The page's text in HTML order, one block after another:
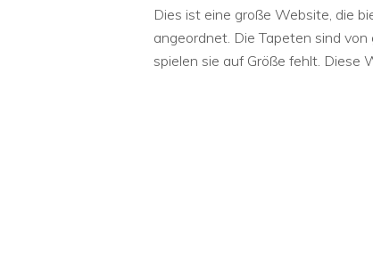
Dies ist eine große Website, die
angeordnet. Die Tapeten sind
spielen sie auf Größe fehlt. Diese